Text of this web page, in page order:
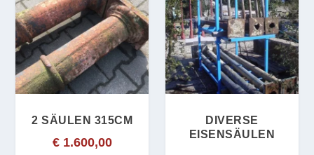
2 SÄULEN 315CM
€1.600,00
DIVERSE
EISENSÄULEN